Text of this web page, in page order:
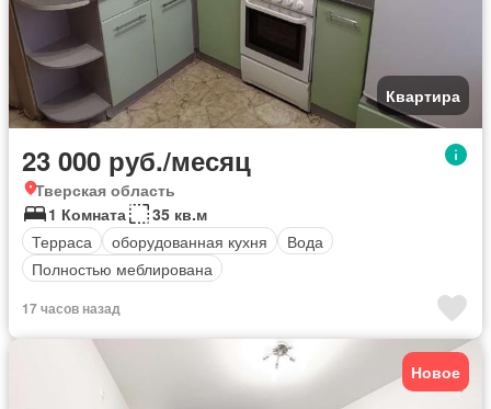
Квартира
23 000 руб./месяц
Тверская область
1 Комната
35 кв.м
Терраса
оборудованная кухня
Вода
Полностью меблирована
17 часов назад
Новое